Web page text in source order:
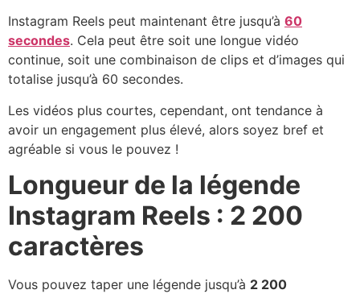
Instagram Reels peut maintenant être jusqu’à 60
secondes. Cela peut être soit une longue vidéo
continue, soit une combinaison de clips et d’images qui
totalise jusqu’à 60 secondes.
Les vidéos plus courtes, cependant, ont tendance à
avoir un engagement plus élevé, alors soyez bref et
agréable si vous le pouvez !
Longueur de la légende
Instagram Reels : 2 200
caractères
Vous pouvez taper une légende jusqu’à 2 200